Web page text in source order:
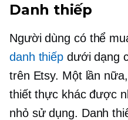
Danh thiếp
Người dùng có thể
danh thiếp dưới dạng
trên Etsy. Một lần
thiết thực khác được
nhỏ sử dụng. Danh